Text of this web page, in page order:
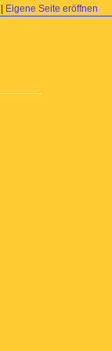
Eigene Seite eröffnen